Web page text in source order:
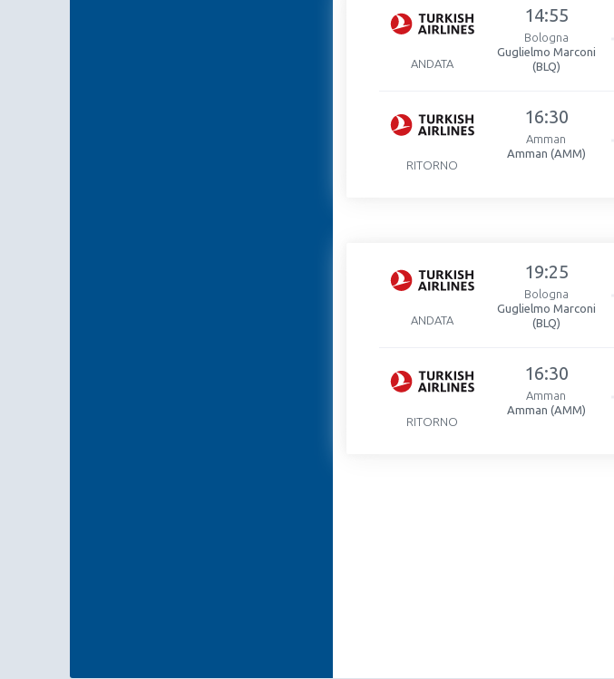
ANDATA
14:55
Bologna
Guglielmo Marconi
(BLQ)
RITORNO
16:30
Amman
Amman (AMM)
ANDATA
19:25
Bologna
Guglielmo Marconi
(BLQ)
RITORNO
16:30
Amman
Amman (AMM)